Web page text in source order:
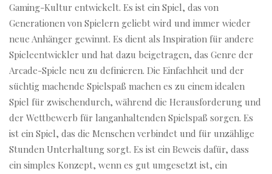
Gaming-Kultur entwickelt. Es ist ein Spiel, das von
Generationen von Spielern geliebt wird und immer wieder
neue Anhänger gewinnt. Es dient als Inspiration für andere
Spieleentwickler und hat dazu beigetragen, das Genre der
Arcade-Spiele neu zu definieren. Die Einfachheit und der
süchtig machende Spielspaß machen es zu einem idealen
Spiel für zwischendurch, während die Herausforderung und
der Wettbewerb für langanhaltenden Spielspaß sorgen. Es
ist ein Spiel, das die Menschen verbindet und für unzählige
Stunden Unterhaltung sorgt. Es ist ein Beweis dafür, dass
ein simples Konzept, wenn es gut umgesetzt ist, ein